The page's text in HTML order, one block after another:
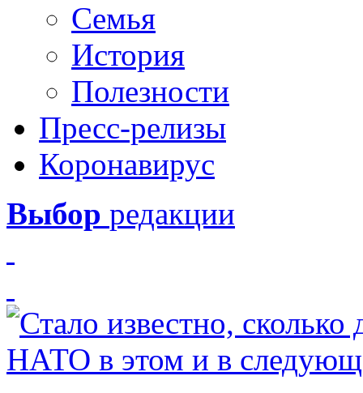
Семья
История
Полезности
Пресс-релизы
Коронавирус
Выбор редакции